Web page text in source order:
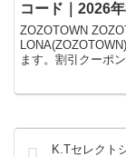
コード｜2026
ZOZOTOWN
ます。割引クーポ
K.Tセレクト